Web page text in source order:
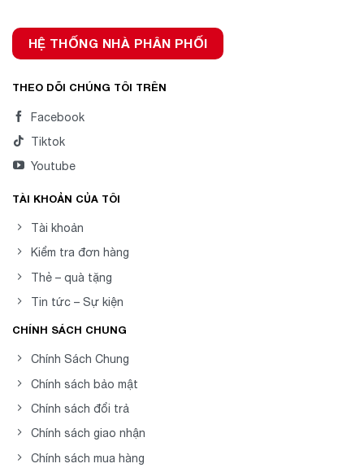
HỆ THỐNG NHÀ PHÂN PHỐI
THEO DÕI CHÚNG TÔI TRÊN
Facebook
Tiktok
Youtube
TÀI KHOẢN CỦA TÔI
Tài khoản
Kiểm tra đơn hàng
Thẻ – quà tặng
Tin tức – Sự kiện
CHÍNH SÁCH CHUNG
Chính Sách Chung
Chính sách bảo mật
Chính sách đổi trả
Chính sách giao nhận
Chính sách mua hàng